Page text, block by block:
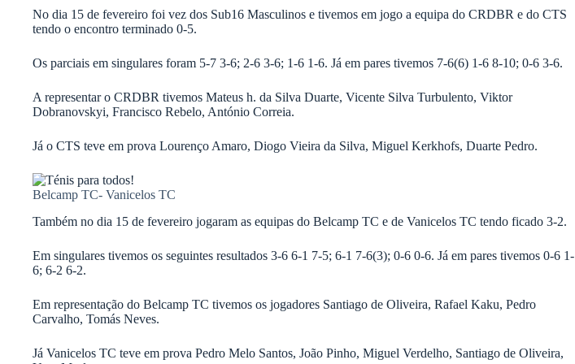
No dia 15 de fevereiro foi vez dos Sub16 Masculinos e tivemos em jogo a equipa do CRDBR e do CTS
tendo o encontro terminado 0-5.
Os parciais em singulares foram 5-7 3-6; 2-6 3-6; 1-6 1-6. Já em pares tivemos 7-6(6) 1-6 8-10; 0-6 3-6.
A representar o CRDBR tivemos Mateus h. da Silva Duarte, Vicente Silva Turbulento, Viktor
Dobranovskyi, Francisco Rebelo, António Correia.
Já o CTS teve em prova Lourenço Amaro, Diogo Vieira da Silva, Miguel Kerkhofs, Duarte Pedro.
Belcamp TC- Vanicelos TC
Também no dia 15 de fevereiro jogaram as equipas do Belcamp TC e de Vanicelos TC tendo ficado 3-2.
Em singulares tivemos os seguintes resultados 3-6 6-1 7-5; 6-1 7-6(3); 0-6 0-6. Já em pares tivemos 0-6 1-
6; 6-2 6-2.
Em representação do Belcamp TC tivemos os jogadores Santiago de Oliveira, Rafael Kaku, Pedro
Carvalho, Tomás Neves.
Já Vanicelos TC teve em prova Pedro Melo Santos, João Pinho, Miguel Verdelho, Santiago de Oliveira,